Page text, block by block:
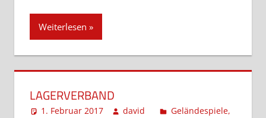
Weiterlesen
LAGERVERBAND
1. Februar 2017 david Geländespiele,